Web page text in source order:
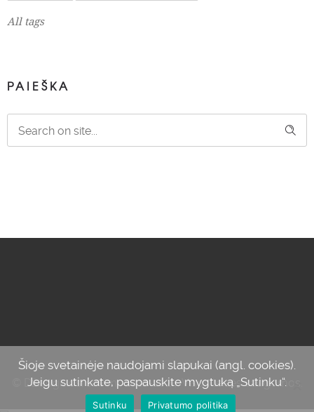
All tags
PAIEŠKA
© Džiaugiuosi savimi, 2012-2024. Visos teisės saugomos.
Šioje svetainėje naudojami slapukai (angl. cookies).
Jeigu sutinkate, paspauskite mygtuką „Sutinku“.
Sutinku Privatumo politika